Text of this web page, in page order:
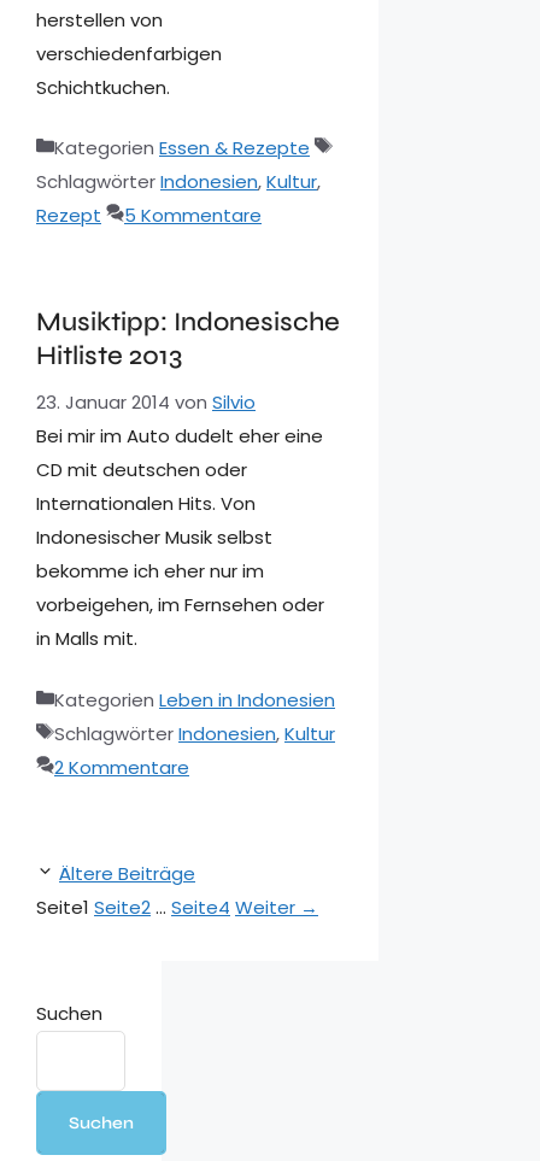
herstellen von
verschiedenfarbigen
Schichtkuchen.
Kategorien Essen & Rezepte
SchlagwörterIndonesien,Kultur,
Rezept
5 Kommentare
Musiktipp: Indonesische
Hitliste 2013
23. Januar 2014 von Silvio
Bei mir im Auto dudelt eher eine
CD mit deutschen oder
Internationalen Hits. Von
Indonesischer Musik selbst
bekomme ich eher nur im
vorbeigehen, im Fernsehen oder
in Malls mit.
Kategorien Leben in Indonesien
SchlagwörterIndonesien,Kultur
2 Kommentare
Ältere Beiträge
Seite1 Seite2… Seite4 Weiter →
Suchen
Suchen